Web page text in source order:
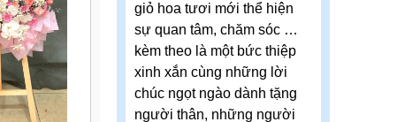
giỏ hoa tươi mới thể hiện
sự quan tâm, chăm sóc …
kèm theo là một bức thiệp
xinh xắn cùng những lời
chúc ngọt ngào dành tặng
người thân, những người